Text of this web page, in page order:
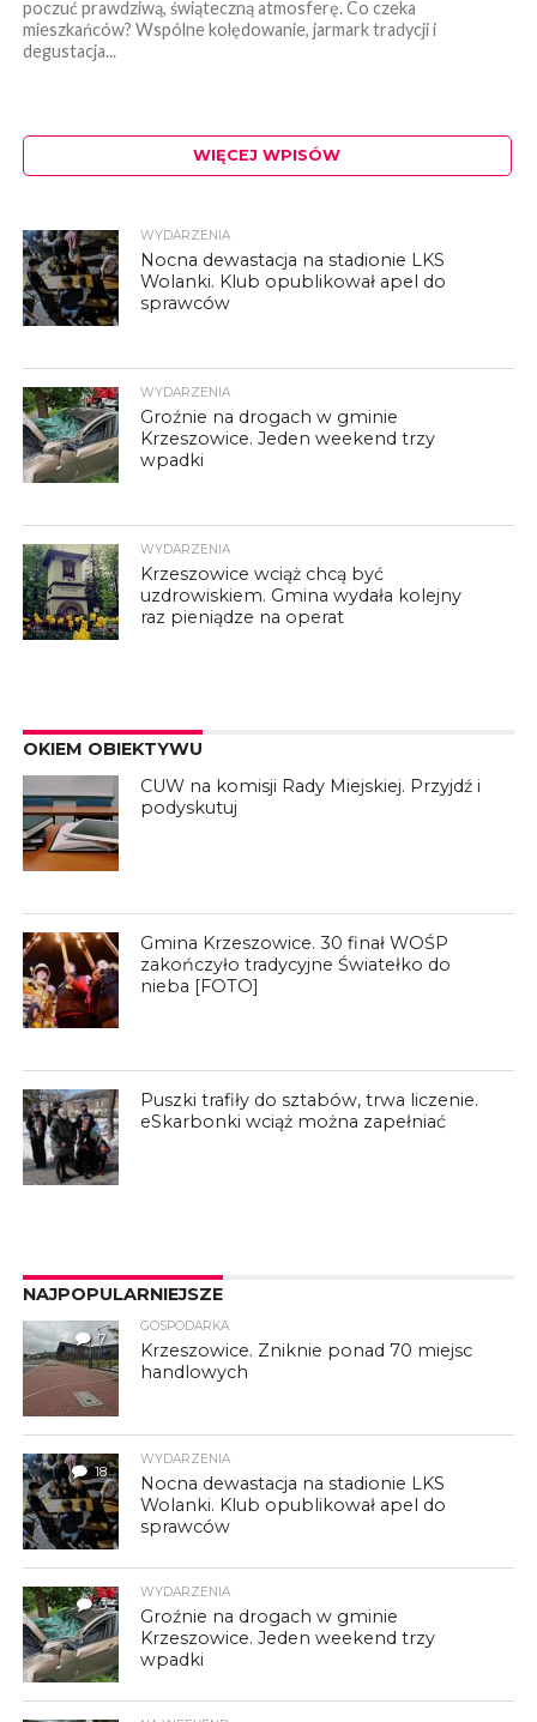
poczuć prawdziwą, świąteczną atmosferę. Co czeka
mieszkańców? Wspólne kolędowanie, jarmark tradycji i
degustacja...
WIĘCEJ WPISÓW
WYDARZENIA
Nocna dewastacja na stadionie LKS
Wolanki. Klub opublikował apel do
sprawców
WYDARZENIA
Groźnie na drogach w gminie
Krzeszowice. Jeden weekend trzy
wpadki
WYDARZENIA
Krzeszowice wciąż chcą być
uzdrowiskiem. Gmina wydała kolejny
raz pieniądze na operat
OKIEM OBIEKTYWU
CUW na komisji Rady Miejskiej. Przyjdź i
podyskutuj
Gmina Krzeszowice. 30 finał WOŚP
zakończyło tradycyjne Światełko do
nieba [FOTO]
Puszki trafiły do sztabów, trwa liczenie.
eSkarbonki wciąż można zapełniać
NAJPOPULARNIEJSZE
7
GOSPODARKA
Krzeszowice. Zniknie ponad 70 miejsc
handlowych
18
WYDARZENIA
Nocna dewastacja na stadionie LKS
Wolanki. Klub opublikował apel do
sprawców
3
WYDARZENIA
Groźnie na drogach w gminie
Krzeszowice. Jeden weekend trzy
wpadki